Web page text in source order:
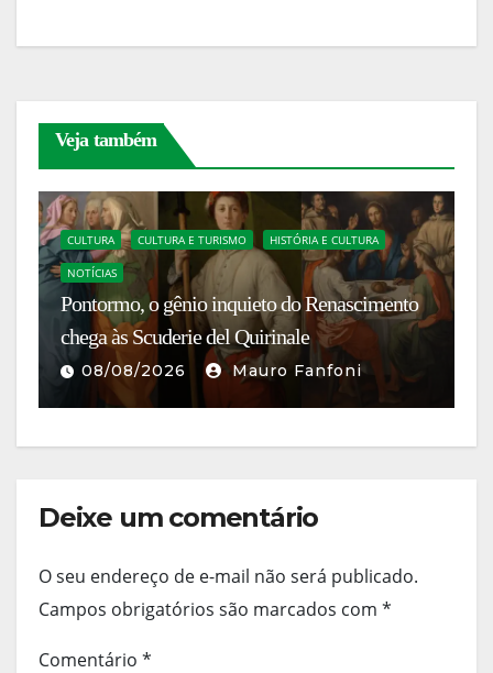
Veja também
CULTURA CULTURA E TURISMO HISTÓRIA E CULTURA
NOTÍCIAS
Pontormo, o gênio inquieto do Renascimento
chega às Scuderie del Quirinale
08/08/2026 Mauro Fanfoni
Deixe um comentário
O seu endereço de e-mail não será publicado.
Campos obrigatórios são marcados com *
Comentário *